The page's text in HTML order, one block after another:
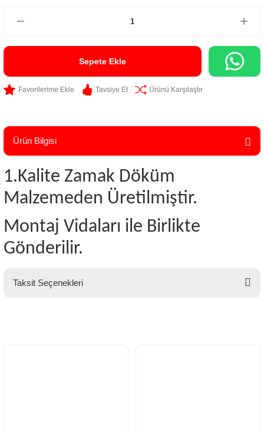
Sepete Ekle
Tavsiye Et Ürünü Karşılaştır
Ürün Bilgisi
1.Kalite Zamak Döküm
Malzemeden Üretilmiştir.
Montaj Vidaları ile Birlikte
Gönderilir.
Taksit Seçenekleri